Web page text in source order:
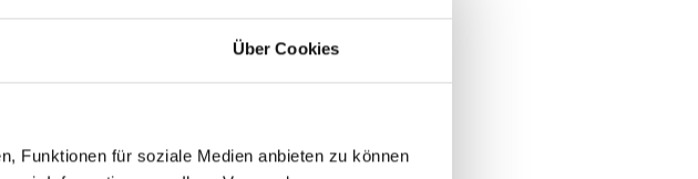
Über Cookies
Funktionen für soziale Medien anbieten zu können